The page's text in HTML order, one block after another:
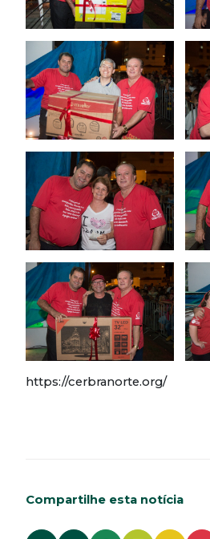
https://cerbranorte.org/
Compartilhe esta notícia